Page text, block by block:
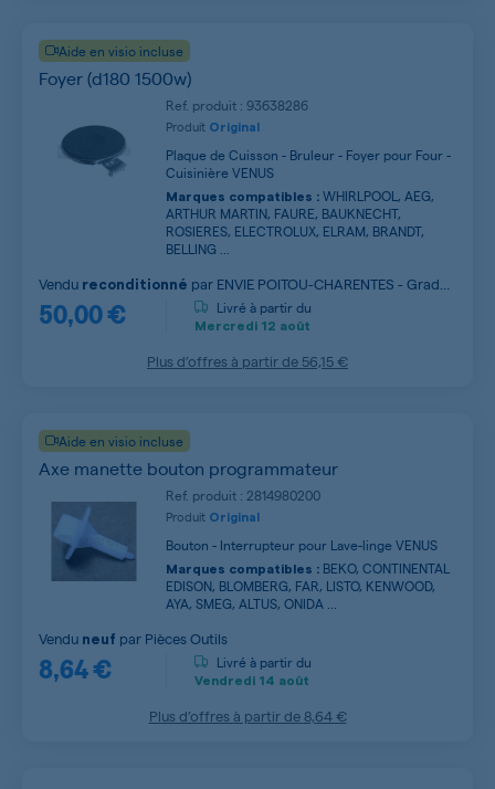
Aide en visio incluse
Foyer (d180 1500w)
Ref. produit : 93638286
Produit Original
Plaque de Cuisson - Bruleur - Foyer pour Four -
Cuisinière VENUS
Marques compatibles : WHIRLPOOL, AEG,
ARTHUR MARTIN, FAURE, BAUKNECHT,
ROSIERES, ELECTROLUX, ELRAM, BRANDT,
BELLING ...
50,00 €
Vendu reconditionné par ENVIE POITOU-CHARENTES - Grade
A
Livré à partir du
Mercredi 12 août
Plus d’offres à partir de 56,15 €
Aide en visio incluse
Axe manette bouton programmateur
Ref. produit : 2814980200
Produit Original
Bouton - Interrupteur pour Lave-linge VENUS
Marques compatibles : BEKO, CONTINENTAL
EDISON, BLOMBERG, FAR, LISTO, KENWOOD,
AYA, SMEG, ALTUS, ONIDA ...
8,64 €
Vendu neuf par Pièces Outils
Livré à partir du
Vendredi 14 août
Plus d’offres à partir de8,64 €